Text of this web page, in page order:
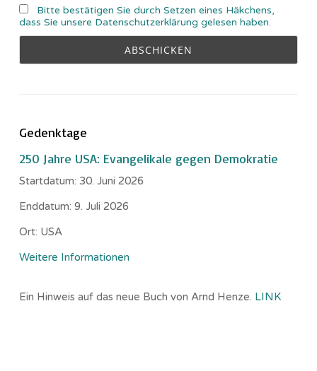
Bitte bestätigen Sie durch Setzen eines Häkchens,
dass Sie unsere Datenschutzerklärung gelesen haben.
Gedenktage
250 Jahre USA: Evangelikale gegen Demokratie
Startdatum: 30. Juni 2026
Enddatum: 9. Juli 2026
Ort: USA
Weitere Informationen
Ein Hinweis auf das neue Buch von Arnd Henze. LINK